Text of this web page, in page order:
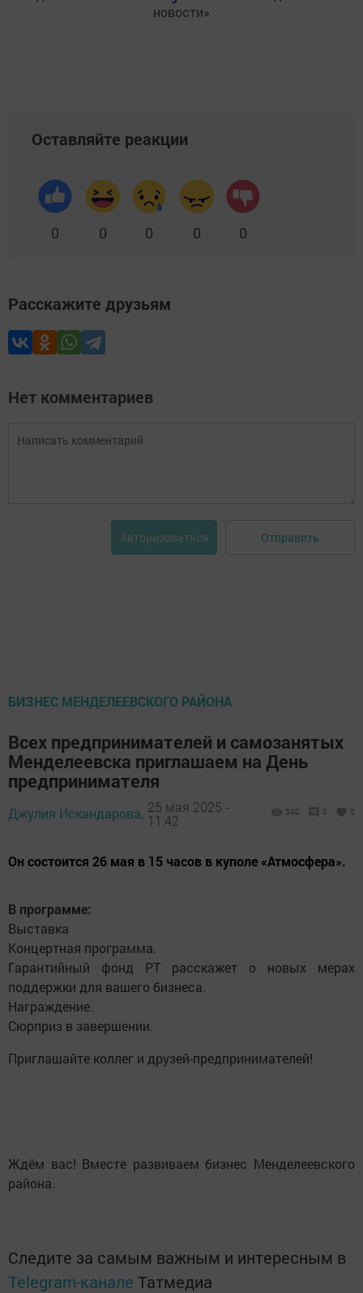
новости»
Оставляйте реакции
0 0 0 0 0
Расскажите друзьям
Нет комментариев
Авторизоваться Отправить
БИЗНЕС МЕНДЕЛЕЕВСКОГО РАЙОНА
Всех предпринимателей и самозанятых
Менделеевска приглашаем на День
предпринимателя
Джулия Искандарова, 25 мая 2025 -
11:42
540 0 0
Он состоится 26 мая в 15 часов в куполе «Атмосфера».
В программе:
Выставка
Концертная программа.
Гарантийный фонд РТ расскажет о новых мерах
поддержки для вашего бизнеса.
Награждение.
Сюрприз в завершении.
Приглашайте коллег и друзей-предпринимателей!
Ждём вас! Вместе развиваем бизнес Менделеевского
района.
Следите за самым важным и интересным в
Telegram-канале Татмедиа